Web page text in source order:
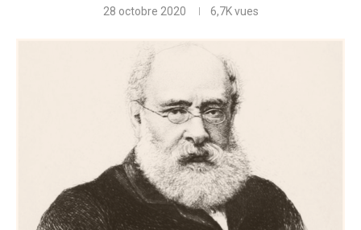
28 octobre 2020 6,7Kvues